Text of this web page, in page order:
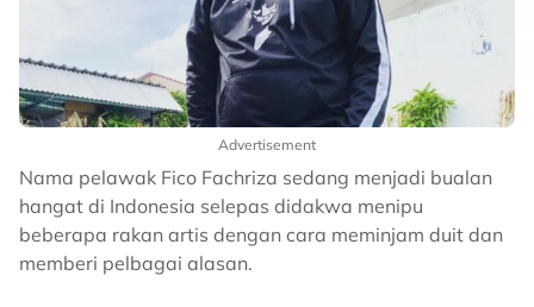
Advertisement
Nama pelawak Fico Fachriza sedang menjadi bualan
hangat di Indonesia selepas didakwa menipu
beberapa rakan artis dengan cara meminjam duit dan
memberi pelbagai alasan.